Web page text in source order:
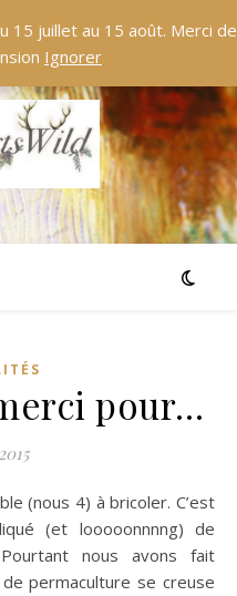
15 juillet au 15 août. Merci de
Ignorer
pour…
(et looooonnnng) de
nous avons fait
permaculture se creuse